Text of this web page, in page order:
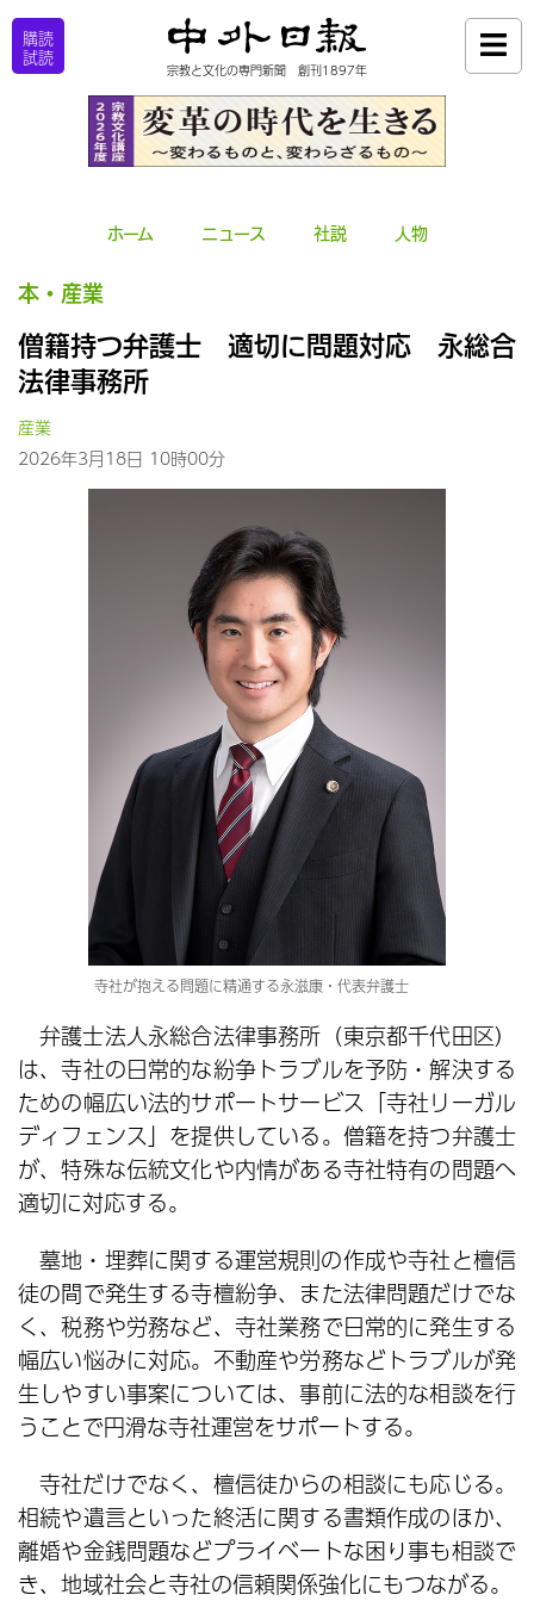
購読
試読
宗教と文化の専門新聞 創刊1897年
ホーム ニュース 社説 人物
本・産業
僧籍持つ弁護士 適切に問題対応 永総合
法律事務所
産業
2026年3月18日 10時00分
寺社が抱える問題に精通する永滋康・代表弁護士
弁護士法人永総合法律事務所（東京都千代田区）
は、寺社の日常的な紛争トラブルを予防・解決する
ための幅広い法的サポートサービス「寺社リーガル
ディフェンス」を提供している。僧籍を持つ弁護士
が、特殊な伝統文化や内情がある寺社特有の問題へ
適切に対応する。
墓地・埋葬に関する運営規則の作成や寺社と檀信
徒の間で発生する寺檀紛争、また法律問題だけでな
く、税務や労務など、寺社業務で日常的に発生する
幅広い悩みに対応。不動産や労務などトラブルが発
生しやすい事案については、事前に法的な相談を行
うことで円滑な寺社運営をサポートする。
寺社だけでなく、檀信徒からの相談にも応じる。
相続や遺言といった終活に関する書類作成のほか、
離婚や金銭問題などプライベートな困り事も相談で
き、地域社会と寺社の信頼関係強化にもつながる。